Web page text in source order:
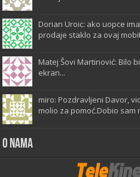
Dorian Uroic: ako uopce
prodaje staklo za ovaj
Matej Šovi Martinović: Bilo
ekran...
miro: Pozdravljeni Davor,
molio za pomoć.Dobio sam
O Nama